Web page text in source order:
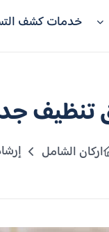
خدمات كشف
اركان الشامل